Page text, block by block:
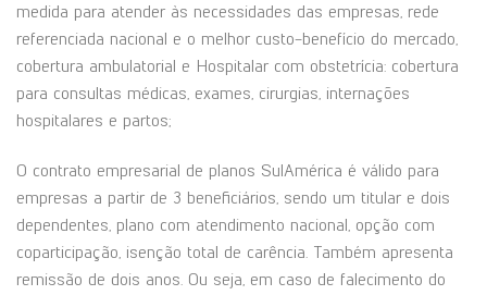
medida para atender às necessidades das empresas, rede
referenciada nacional e o melhor custo-benefício do mercado,
cobertura ambulatorial e Hospitalar com obstetrícia: cobertura
para consultas médicas, exames, cirurgias, internações
hospitalares e partos;
O contrato empresarial de planos SulAmérica é válido para
empresas a partir de 3 beneficiários, sendo um titular e dois
dependentes, plano com atendimento nacional, opção com
coparticipação, isenção total de carência. Também apresenta
remissão de dois anos. Ou seja, em caso de falecimento do